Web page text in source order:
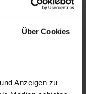
Über Cookies
Anzeigen zu